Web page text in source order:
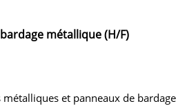
métallique (H/F)
et panneaux de bardage